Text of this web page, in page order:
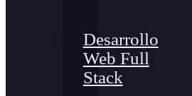
Desarrollo
Web Full
Stack